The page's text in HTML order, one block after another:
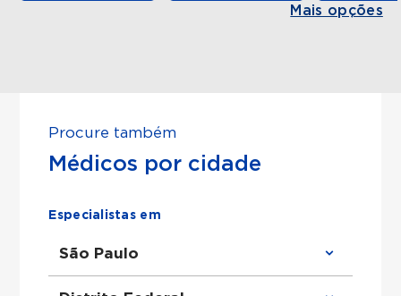
Mais opções
Procure também
Médicos por cidade
Especialistas em
São Paulo
Clínico Geral em São Paulo